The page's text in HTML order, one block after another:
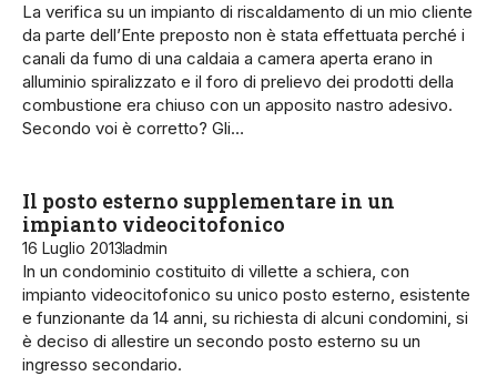
La verifica su un impianto di riscaldamento di un mio cliente
da parte dell’Ente preposto non è stata effettuata perché i
canali da fumo di una caldaia a camera aperta erano in
alluminio spiralizzato e il foro di prelievo dei prodotti della
combustione era chiuso con un apposito nastro adesivo.
Secondo voi è corretto? Gli…
Il posto esterno supplementare in un
impianto videocitofonico
16 Luglio 2013admin
In un condominio costituito di villette a schiera, con
impianto videocitofonico su unico posto esterno, esistente
e funzionante da 14 anni, su richiesta di alcuni condomini, si
è deciso di allestire un secondo posto esterno su un
ingresso secondario.